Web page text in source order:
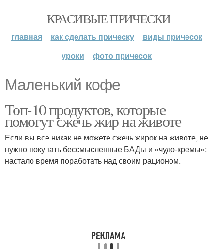
КРАСИВЫЕ ПРИЧЕСКИ
главная как сделать прическу
виды причесок
уроки
фото причесок
Маленький кофе
Топ-10 продуктов, которые
помогут сжечь жир на животе
Если вы все никак не можете сжечь жирок на животе, не
нужно покупать бессмысленные БАДы и «чудо-кремы»:
настало время поработать над своим рационом.